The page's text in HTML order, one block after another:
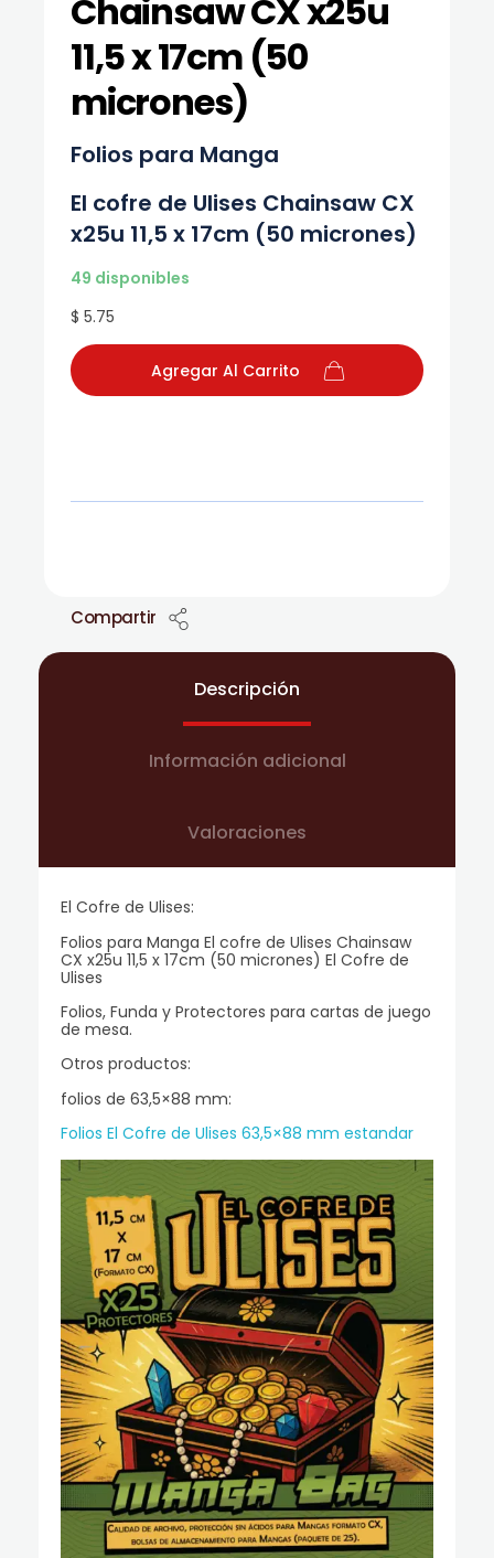
Chainsaw CX x25u
11,5 x 17cm (50
micrones)
$ 5.75
Folios para Manga
El cofre de Ulises Chainsaw CX
x25u 11,5 x 17cm (50 micrones)
49 disponibles
Agregar Al Carrito
Compartir
Descripción
Información adicional
Valoraciones
El Cofre de Ulises:
Folios para Manga El cofre de Ulises Chainsaw
CX x25u 11,5 x 17cm (50 micrones) El Cofre de
Ulises
Folios, Funda y Protectores para cartas de juego
de mesa.
Otros productos:
folios de 63,5×88 mm:
Folios El Cofre de Ulises 63,5×88 mm estandar